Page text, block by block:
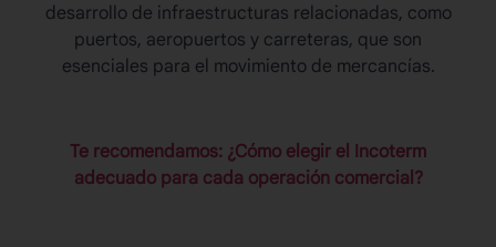
desarrollo de infraestructuras relacionadas, como
puertos, aeropuertos y carreteras, que son
esenciales para el movimiento de mercancías.
Te recomendamos: ¿Cómo elegir el Incoterm
adecuado para cada operación comercial?